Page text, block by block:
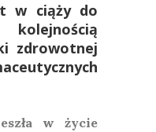
w ciąży do
kolejnością
zdrowotnej
w życie